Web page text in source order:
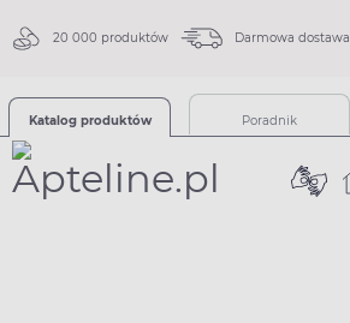
20 000 produktów Darmowa dostawa
Katalog produktów Poradnik